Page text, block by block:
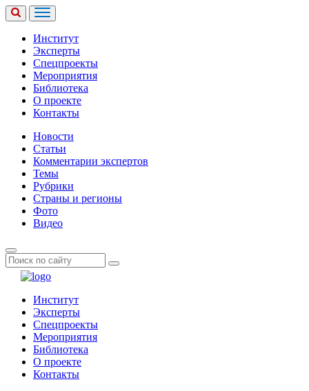
Институт
Эксперты
Спецпроекты
Мероприятия
Библиотека
О проекте
Контакты
Новости
Статьи
Комментарии экспертов
Темы
Рубрики
Страны и регионы
Фото
Видео
Институт
Эксперты
Спецпроекты
Мероприятия
Библиотека
О проекте
Контакты